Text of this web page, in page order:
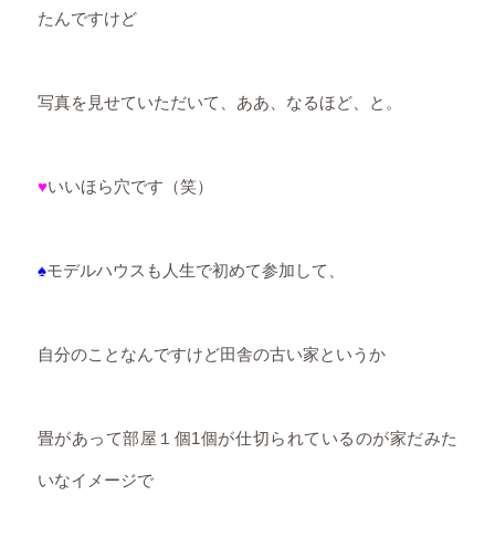
たんですけど
写真を見せていただいて、ああ、なるほど、と。
♥いいほら穴です（笑）
♠モデルハウスも人生で初めて参加して、
自分のことなんですけど田舎の古い家というか
畳があって部屋１個1個が仕切られているのが家だみた
いなイメージで